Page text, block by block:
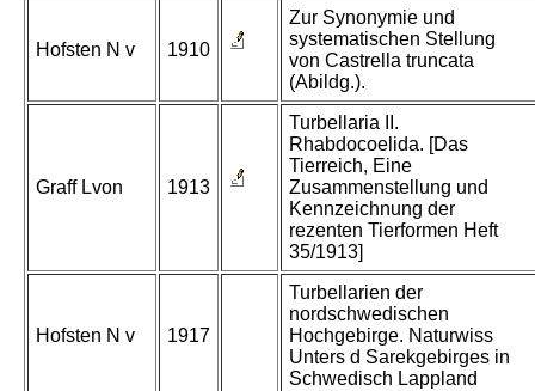
Hofsten N v 1910
Zur Synonymie und
systematischen Stellung
von Castrella truncata
(Abildg.).
Graff Lvon 1913
Turbellaria II.
Rhabdocoelida. [Das
Tierreich, Eine
Zusammenstellung und
Kennzeichnung der
rezenten Tierformen Heft
35/1913]
Hofsten N v 1917
Turbellarien der
nordschwedischen
Hochgebirge. Naturwiss
Unters d Sarekgebirges in
Schwedisch Lappland